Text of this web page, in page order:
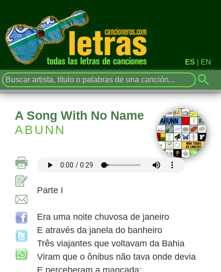
ES | EN
A Song With No Name
ABUNN
Parte I
Era uma noite chuvosa de janeiro
E através da janela do banheiro
Três viajantes que voltavam da Bahia
Viram que o ônibus não tava onde devia
E perceberam a mancada: